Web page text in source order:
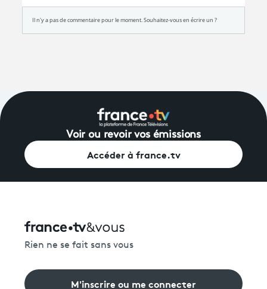
Voir ou revoir vos émissions
Accéder à france.tv
Rien ne se fait sans vous
M'inscrire ou me connecter